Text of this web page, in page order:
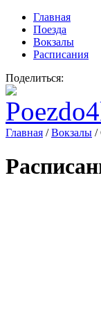
Главная
Поезда
Вокзалы
Расписания
Поделиться:
Главная /Вокзалы /